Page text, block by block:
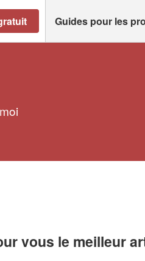
Guides pour les
vous le meilleur